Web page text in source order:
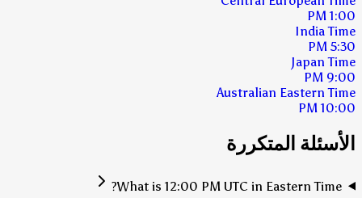
1:00 PM
India Time
5:30 PM
Japan Time
9:00 PM
Australian Eastern Time
10:00 PM
الأسئلة المتكررة
What is 12:00 PM UTC in Eastern Time?